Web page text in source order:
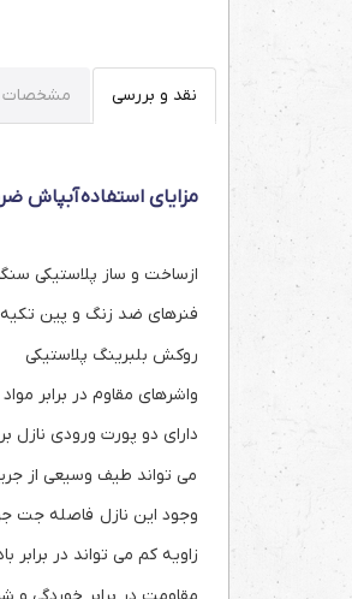
نقد و بررسی مشخصات
مزایای استفاده آبپاش
ازساخت و ساز پلاستیکی
فنرهای ضد زنگ و پین تکیه
روکش بلبرینگ پلاستیکی
واشرهای مقاوم در برابر
دارای دو پورت ورودی نازل
می تواند طیف وسیعی از
وجود این نازل فاصله جت
زاویه کم می تواند در